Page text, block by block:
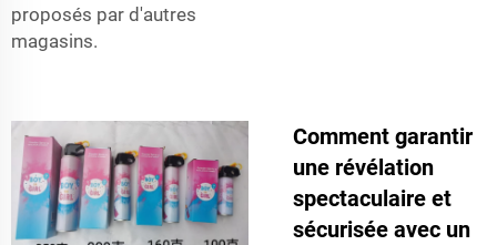
proposés par d'autres
magasins.
Comment garantir
une révélation
spectaculaire et
sécurisée avec un